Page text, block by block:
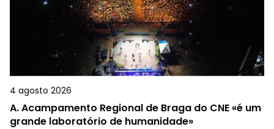
4 agosto 2026
A.Acampamento Regional de Braga do CNE «é um
grande laboratório de humanidade»